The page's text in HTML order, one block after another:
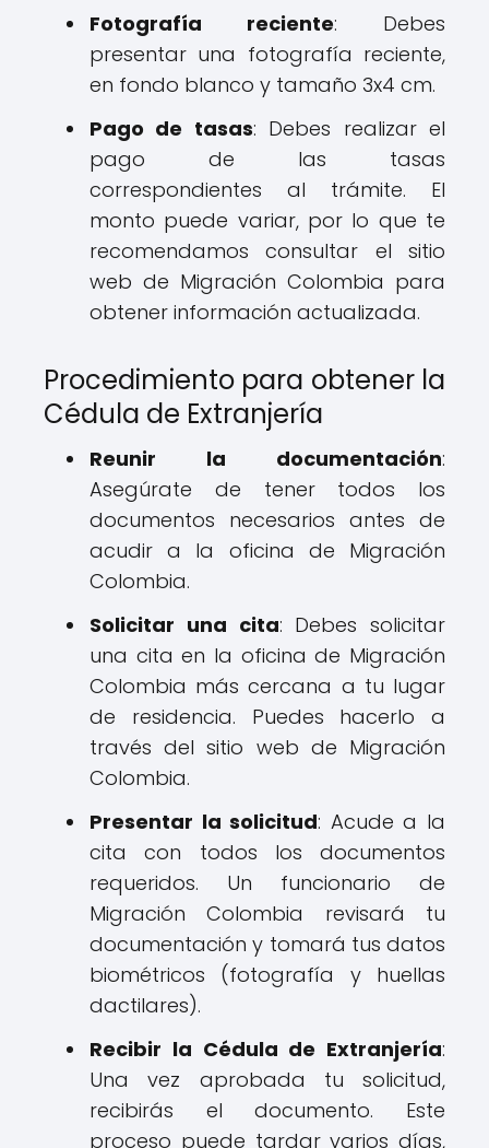
Fotografía reciente: Debes
presentar una fotografía reciente,
en fondo blanco y tamaño 3x4 cm.
Pago de tasas: Debes realizar el
pago de las tasas
correspondientes al trámite. El
monto puede variar, por lo que te
recomendamos consultar el sitio
web de Migración Colombia para
obtener información actualizada.
Procedimiento para obtener la
Cédula de Extranjería
Reunir la documentación:
Asegúrate de tener todos los
documentos necesarios antes de
acudir a la oficina de Migración
Colombia.
Solicitar una cita: Debes solicitar
una cita en la oficina de Migración
Colombia más cercana a tu lugar
de residencia. Puedes hacerlo a
través del sitio web de Migración
Colombia.
Presentar la solicitud: Acude a la
cita con todos los documentos
requeridos. Un funcionario de
Migración Colombia revisará tu
documentación y tomará tus datos
biométricos (fotografía y huellas
dactilares).
Recibir la Cédula de Extranjería:
Una vez aprobada tu solicitud,
recibirás el documento. Este
proceso puede tardar varios días,